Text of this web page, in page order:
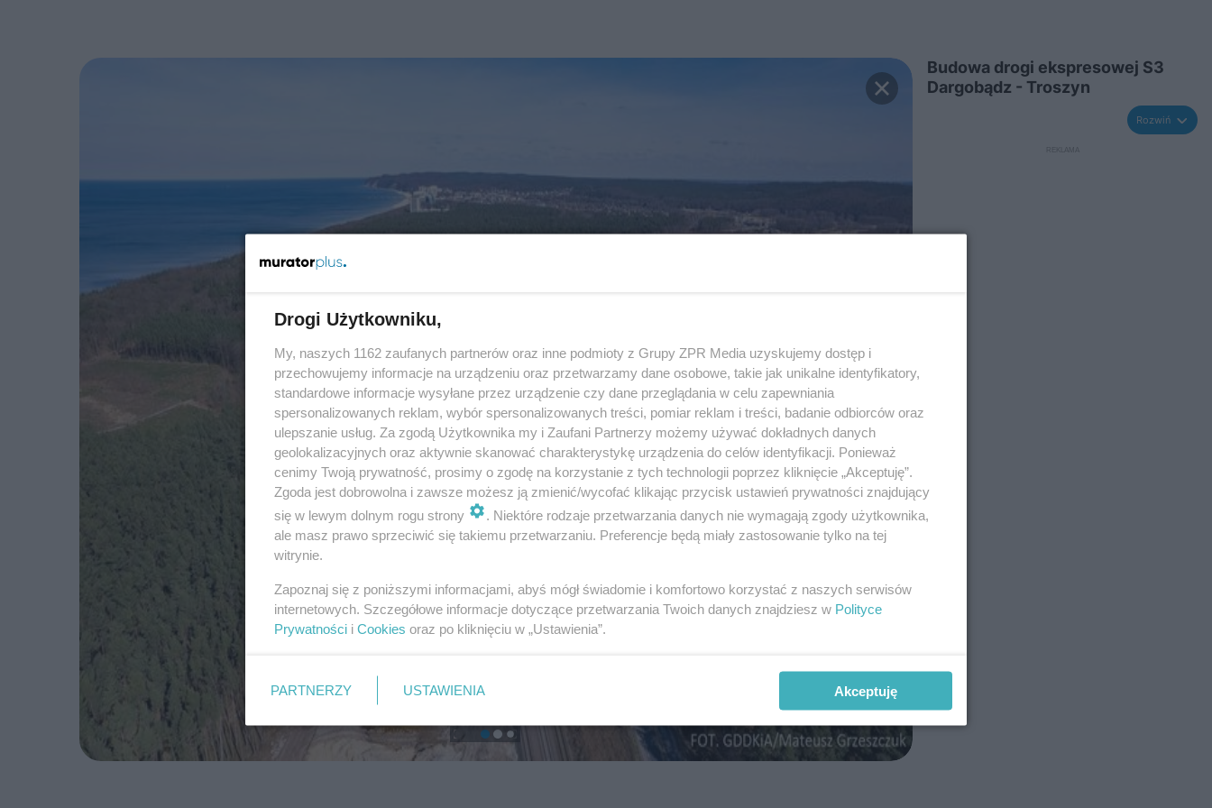
Budowa drogi ekspresowej S3
Dargobądz - Troszyn
Rozwiń
Drogi Użytkowniku,
My, naszych 1162 zaufanych partnerów oraz inne podmioty z Grupy ZPR Media uzyskujemy dostęp i
przechowujemy informacje na urządzeniu oraz przetwarzamy dane osobowe, takie jak unikalne identyfikatory,
standardowe informacje wysyłane przez urządzenie czy dane przeglądania w celu zapewniania
spersonalizowanych reklam, wybór spersonalizowanych treści, pomiar reklam i treści, badanie odbiorców oraz
ulepszanie usług. Za zgodą Użytkownika my i Zaufani Partnerzy możemy używać dokładnych danych
geolokalizacyjnych oraz aktywnie skanować charakterystykę urządzenia do celów identyfikacji. Ponieważ
cenimy Twoją prywatność, prosimy o zgodę na korzystanie z tych technologii poprzez kliknięcie „Akceptuję”.
Zgoda jest dobrowolna i zawsze możesz ją zmienić/wycofać klikając przycisk ustawień prywatności znajdujący
się w lewym dolnym rogu strony
. Niektóre rodzaje przetwarzania danych nie wymagają zgody użytkownika,
ale masz prawo sprzeciwić się takiemu przetwarzaniu. Preferencje będą miały zastosowanie tylko na tej
witrynie.
Zapoznaj się z poniższymi informacjami, abyś mógł świadomie i komfortowo korzystać z naszych serwisów
internetowych. Szczegółowe informacje dotyczące przetwarzania Twoich danych znajdziesz w Polityce
Prywatności i Cookies oraz po kliknięciu w „Ustawienia”.
PARTNERZY USTAWIENIA Akceptuję